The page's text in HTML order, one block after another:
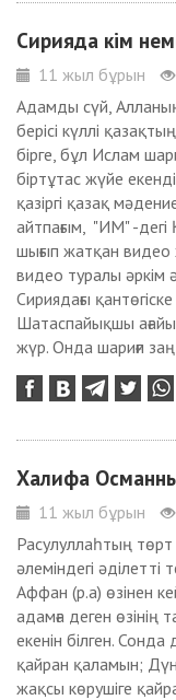
Сирияда кім
11 жыл бұрын
Адамды сүй,
берісі күллі
бірге, бұл Ислам
біртұтас жүйе
қазіргі қазақ
айтпағым, "ИМ" -
шығып жатқан видео
видео туралы әркім
Сириядағы
Шатаспайықшы
жүр. Онда шариғи
Халифа
11 жыл бұрын
Расулуллаһтың
әлеміндегі
Аффан (р.а) өзінен
адамға деген
екенін білген. Сонда
қайран қаламын;
жақсы көрушіге